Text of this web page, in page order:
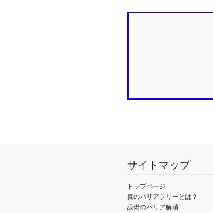
サイトマップ
トップページ
真のバリアフリーとは？
設備のバリア解消